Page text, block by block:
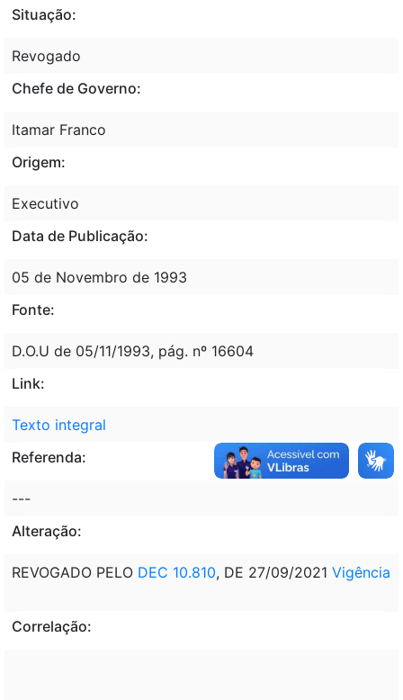
Situação:
Revogado
Chefe de Governo:
Itamar Franco
Origem:
Executivo
Data de Publicação:
05 de Novembro de 1993
Fonte:
D.O.U de 05/11/1993, pág. nº 16604
Link:
Texto integral
Referenda:
---
Alteração:
REVOGADO PELO DEC 10.810, DE 27/09/2021 Vigência
Correlação: